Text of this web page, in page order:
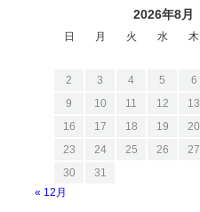
2026年8月
日 月 火 水 木
2
3 4 5 6
9
10 11 12 13
16
17 18 19 20
23
24 25 26 27
30
31
« 12月